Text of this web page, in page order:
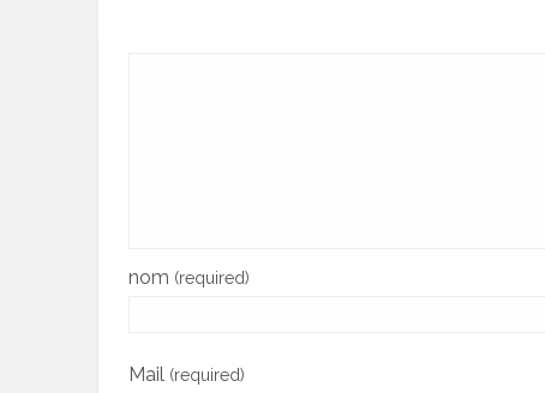
nom (required)
Mail (required)